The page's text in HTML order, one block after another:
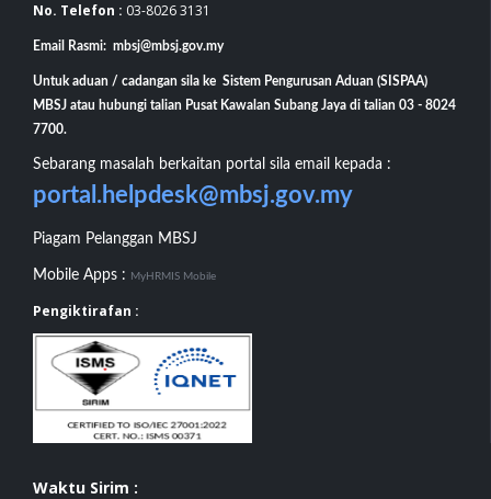
No. Telefon : 03-8026 3131
Email Rasmi: mbsj@mbsj.gov.my
Untuk aduan / cadangan sila ke Sistem Pengurusan Aduan (SISPAA)
MBSJ atau hubungi talian Pusat Kawalan Subang Jaya di talian 03 - 8024
7700.
Sebarang masalah berkaitan portal sila email kepada :
portal.helpdesk@mbsj.gov.my
Piagam Pelanggan MBSJ
Mobile Apps : MyHRMIS Mobile
Pengiktirafan :
Waktu Sirim :